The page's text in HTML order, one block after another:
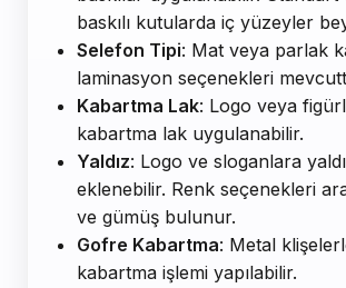
baskılı kutularda iç yüzeyler
Selefon Tipi: Mat veya parlak
laminasyon seçenekleri
Kabartma Lak: Logo veya
kabartma lak uygulanabilir.
Yaldız: Logo ve sloganlara
eklenebilir. Renk seçenekleri
ve gümüş bulunur.
Gofre Kabartma: Metal
kabartma işlemi yapılabilir.